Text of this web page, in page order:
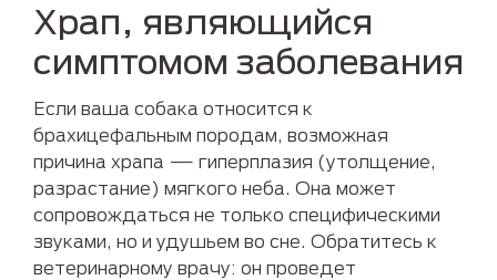
Храп, являющийся
симптомом заболевания
Если ваша собака относится к
брахицефальным породам, возможная
причина храпа — гиперплазия (утолщение,
разрастание) мягкого неба. Она может
сопровождаться не только специфическими
звуками, но и удушьем во сне. Обратитесь к
ветеринарному врачу: он проведет